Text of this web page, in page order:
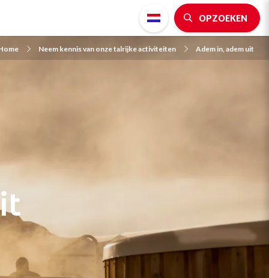
OPZOEKEN
Neem kennis van onze talrijke activiteiten Adem in, adem uit